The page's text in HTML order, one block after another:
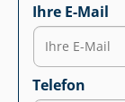
Ihre E-Mail
Telefon